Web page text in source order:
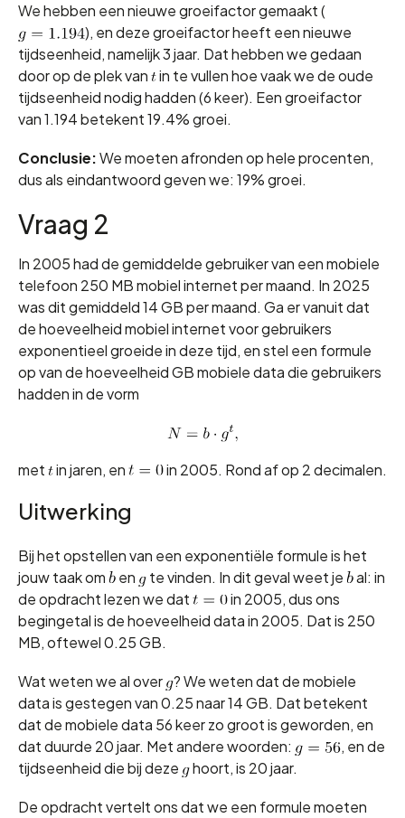
We hebben een nieuwe groeifactor gemaakt (
), en deze groeifactor heeft een nieuwe
tijdseenheid, namelijk 3 jaar. Dat hebben we gedaan
door op de plek van
in te vullen hoe vaak we de oude
tijdseenheid nodig hadden (6 keer). Een groeifactor
van 1.194 betekent 19.4% groei.
Conclusie:We moeten afronden op hele procenten,
dus als eindantwoord geven we: 19% groei.
Vraag 2
In 2005 had de gemiddelde gebruiker van een mobiele
telefoon 250 MB mobiel internet per maand. In 2025
was dit gemiddeld 14 GB per maand. Ga er vanuit dat
de hoeveelheid mobiel internet voor gebruikers
exponentieel groeide in deze tijd, en stel een formule
op van de hoeveelheid GB mobiele data die gebruikers
hadden in de vorm
met in jaren, en in 2005. Rond af op 2 decimalen.
Uitwerking
Bij het opstellen van een exponentiële formule is het
jouw taak om
en te vinden. In dit geval weet je
al: in
de opdracht lezen we dat
in 2005, dus ons
begingetal is de hoeveelheid data in 2005. Dat is 250
MB, oftewel 0.25 GB.
Wat weten we al over ? We weten dat de mobiele
data is gestegen van 0.25 naar 14 GB. Dat betekent
dat de mobiele data 56 keer zo groot is geworden, en
dat duurde 20 jaar. Met andere woorden:
, en de
tijdseenheid die bij deze
hoort, is 20 jaar.
De opdracht vertelt ons dat we een formule moeten